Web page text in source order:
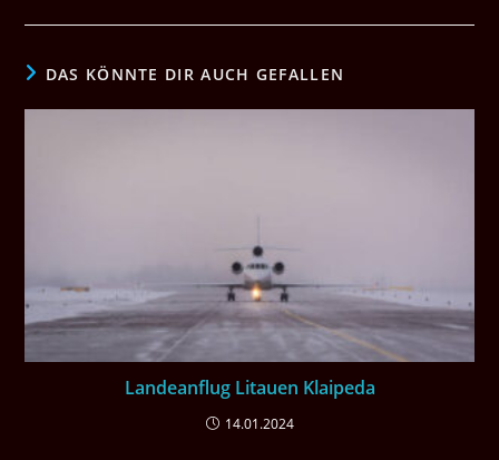
DAS KÖNNTE DIR AUCH GEFALLEN
Landeanflug Litauen Klaipeda
14.01.2024